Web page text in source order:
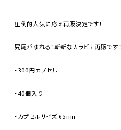
圧倒的人気に応え再販決定です！
尻尾がゆれる！斬新なカラビナ再販です！
・300円カプセル
・40個入り
・カプセルサイズ:65mm